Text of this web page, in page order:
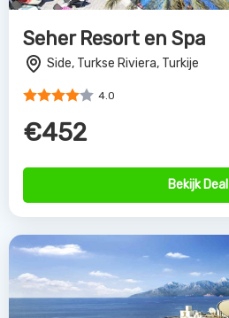
Seher Resort en Spa
Side, Turkse Riviera, Turkije
4.0
€452
Bekijk Deal